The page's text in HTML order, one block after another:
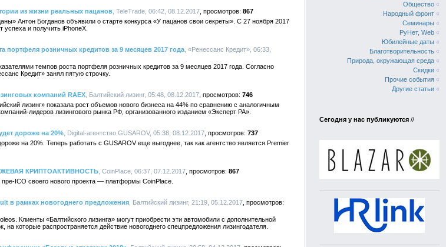
из жизни реальных пацанов , TeleTrade, 06:42, 08.12.2017
867
Антон Богданов объявили о старте конкурса «У пацанов свои секреты». С 27 ноября 2017
успеха и получить iPhoneХ.
портфеля розничных кредитов за 9 месяцев 2017 года , «Ренессанс Кредит», 06:33,
темпов роста портфеля розничных кредитов за 9 месяцев 2017 года. Согласно
Кредит» занял пятую строчку.
компаний RAEX , Балтийский лизинг, 05:48, 08.12.2017
746
лизинг» показала рост объемов нового бизнеса на 44% по сравнению с аналогичным
лидеров лизингового рынка РФ, организованного изданием «Эксперт РА».
дороже на 20% , Digital-агентство GUSAROV, 05:38, 08.12.2017
737
на 20%. Теперь работать с GUSAROV еще выгоднее, так как агентство является Premier
КРИПТОАКТИВНОСТЬ , CoinPlace, 06:37, 07.12.2017
867
ICO своего нового проекта — платформы CoinPlace.
в рамках новогоднего предложения , Балтийский лизинг, 21:19, 05.12.2017
Клиенты «Балтийского лизинга» могут приобрести эти автомобили с дополнительной
которые распространяется действие новогоднего спецпредложения лизингодателя.
Общество «
Народный фронт «
Семинары «
РуНет, Web «
Юбилейные даты «
Благотворительность «
Природа, окружающая среда «
Скидки «
Прочие события «
Другие статьи «
Сегодня у нас публикуются //